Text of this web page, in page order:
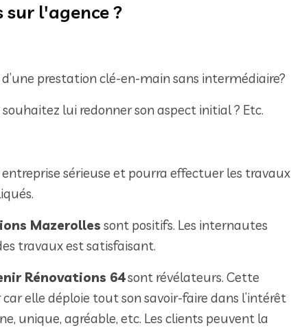
sur l'agence ?
prestation clé-en-main sans intermédiaire?
lui redonner son aspect initial ? Etc.
sérieuse et pourra effectuer les travaux
Mazerolles sont positifs. Les internautes
travaux est satisfaisant.
Rénovations 64sont révélateurs. Cette
elle déploie tout son savoir-faire dans l’intérêt
unique, agréable, etc. Les clients peuvent la